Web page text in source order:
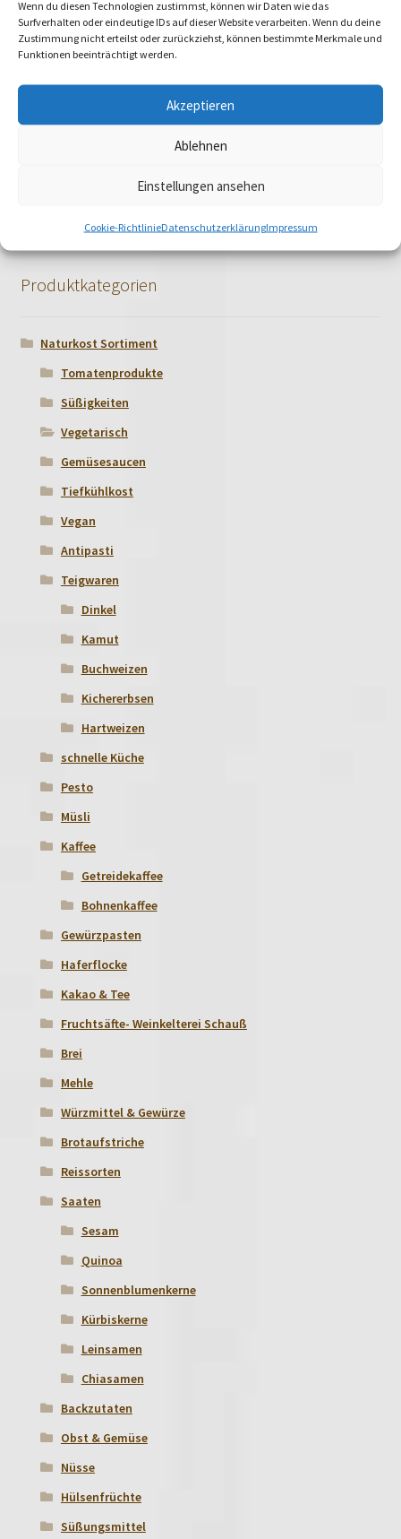
Wenn du diesen Technologien zustimmst, können wir Daten wie das
Surfverhalten oder eindeutige IDs auf dieser Website verarbeiten. Wenn du deine
Zustimmung nicht erteilst oder zurückziehst, können bestimmte Merkmale und
Funktionen beeinträchtigt werden.
Akzeptieren
Ablehnen
Einstellungen ansehen
Cookie-RichtlinieDatenschutzerklärungImpressum
Produktkategorien
Naturkost Sortiment
Tomatenprodukte
Süßigkeiten
Vegetarisch
Gemüsesaucen
Tiefkühlkost
Vegan
Antipasti
Teigwaren
Dinkel
Kamut
Buchweizen
Kichererbsen
Hartweizen
schnelle Küche
Pesto
Müsli
Kaffee
Getreidekaffee
Bohnenkaffee
Gewürzpasten
Haferflocke
Kakao & Tee
Fruchtsäfte- Weinkelterei Schauß
Brei
Mehle
Würzmittel & Gewürze
Brotaufstriche
Reissorten
Saaten
Sesam
Quinoa
Sonnenblumenkerne
Kürbiskerne
Leinsamen
Chiasamen
Backzutaten
Obst & Gemüse
Nüsse
Hülsenfrüchte
Süßungsmittel